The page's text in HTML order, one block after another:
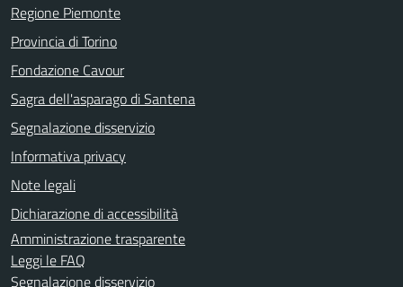
Regione Piemonte
Provincia di Torino
Fondazione Cavour
Sagra dell'asparago di Santena
Segnalazione disservizio
Informativa privacy
Note legali
Dichiarazione di accessibilità
Amministrazione trasparente
Leggi le FAQ
Segnalazione disservizio